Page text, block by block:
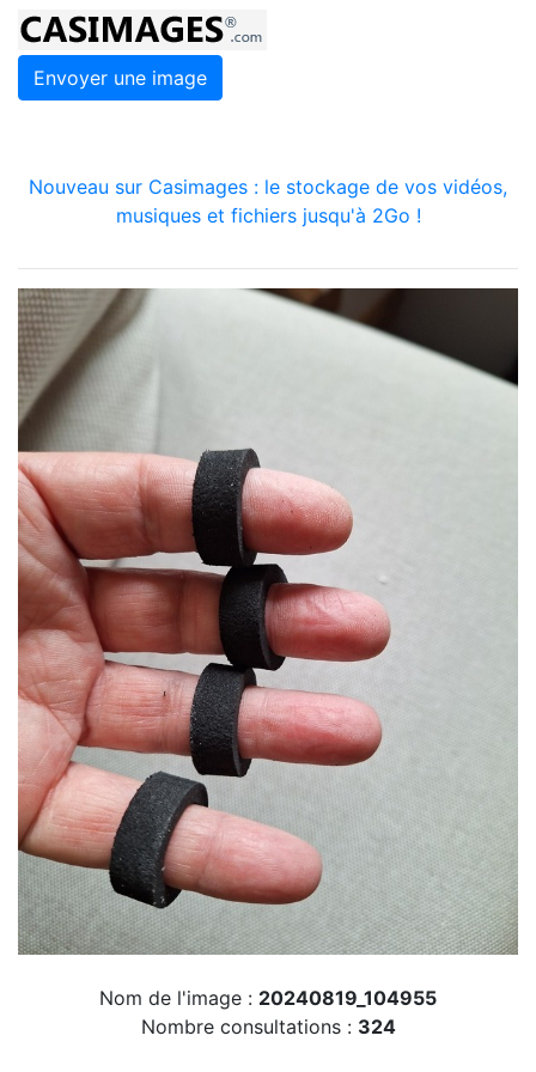
Envoyer une image
Nouveau sur Casimages : le stockage de vos vidéos,
musiques et fichiers jusqu'à 2Go !
Nom de l'image : 20240819_104955
Nombre consultations : 324